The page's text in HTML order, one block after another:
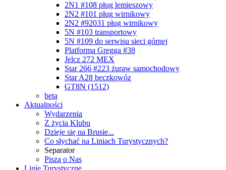
2N1 #108 pług lemieszowy
2N2 #101 pług wirnikowy
2N2 #92031 pług wirnikowy
5N #103 transportowy
5N #109 do serwisu sieci górnej
Platforma Gregga #38
Jelcz 272 MEX
Star 266 #223 żuraw samochodowy
Star A28 beczkowóz
GT8N (1512)
beta
Aktualności
Wydarzenia
Z życia Klubu
Dzieje się na Brusie...
Co słychać na Liniach Turystycznych?
Separator
Piszą o Nas
Linie Turystyczne